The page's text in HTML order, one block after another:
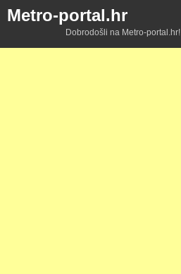
Metro-portal.hr
Dobrodošli na Metro-portal.hr!